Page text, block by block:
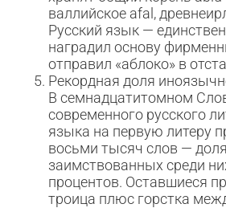
валлийское afal,
Русский язык —
наградил основу
отправил «аблоко» в
Рекордная доля
В семнадцатитомном
современного русского
языка на первую литеру
восьми тысяч слов — доля
заимствованных среди
процентов. Оставшиеся
троица плюс горстка